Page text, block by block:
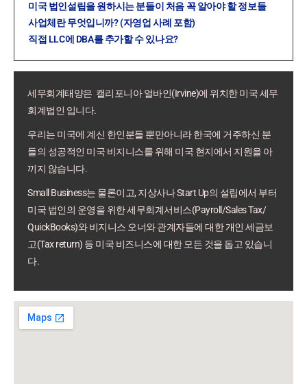
미국 법인설립을 원하시는 분들이 처음 꼭 알아야 할 정보들
사업체란 무엇입니까? (자영업 사례 포함)
직접 LLC에 DBA를 추가할 수 있나요?
세무회계태양은 캘리포니아 얼바인(Irvine)에 위치한 미국 세무
회계법인 입니다.
우리는 미국에 계신 한인분들 뿐만아니라 한국에 거주하신 분
들의 성공적인 미국 비지니스를 위해 미국 현지에서 지원을 아
끼지 않습니다.
Small Business는 물론이고, 지상사나 Start Up의 설립에서 부터
미국 법인의 운영을 위한 세무회계서비스(Payroll/Sales Tax/
QuickBooks)와 비지니스 오너와 관계자들에 대한 개인 세금보
고(Tax return) 등 미국 비즈니스에 대한 모든 것을 돕고 있습니
다.